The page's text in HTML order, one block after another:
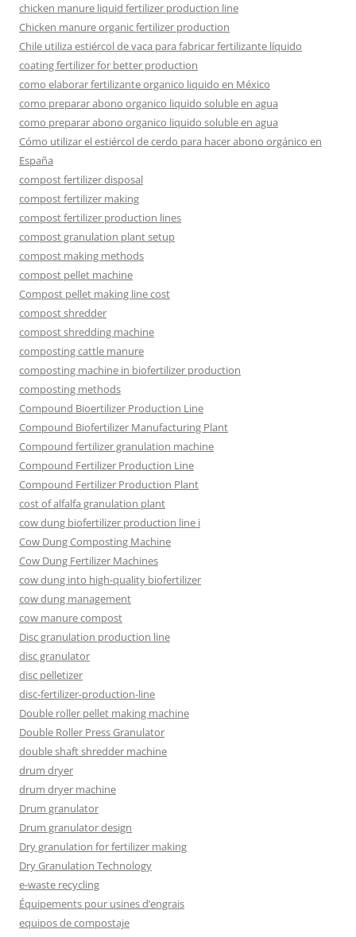
chicken manure liquid fertilizer production line
Chicken manure organic fertilizer production
Chile utiliza estiércol de vaca para fabricar fertilizante líquido
coating fertilizer for better production
como elaborar fertilizante organico liquido en México
como preparar abono organico liquido soluble en agua
como preparar abono organico liquido soluble en agua
Cómo utilizar el estiércol de cerdo para hacer abono orgánico en
España
compost fertilizer disposal
compost fertilizer making
compost fertilizer production lines
compost granulation plant setup
compost making methods
compost pellet machine
Compost pellet making line cost
compost shredder
compost shredding machine
composting cattle manure
composting machine in biofertilizer production
composting methods
Compound Bioertilizer Production Line
Compound Biofertilizer Manufacturing Plant
Compound fertilizer granulation machine
Compound Fertilizer Production Line
Compound Fertilizer Production Plant
cost of alfalfa granulation plant
cow dung biofertilizer production line i
Cow Dung Composting Machine
Cow Dung Fertilizer Machines
cow dung into high-quality biofertilizer
cow dung management
cow manure compost
Disc granulation production line
disc granulator
disc pelletizer
disc-fertilizer-production-line
Double roller pellet making machine
Double Roller Press Granulator
double shaft shredder machine
drum dryer
drum dryer machine
Drum granulator
Drum granulator design
Dry granulation for fertilizer making
Dry Granulation Technology
e-waste recycling
Équipements pour usines d’engrais
equipos de compostaje